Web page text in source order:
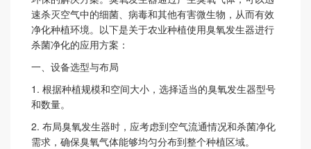
速杀灭空气中的细菌、病毒和其他有害微生物，从而有效
净化种植环境。以下是关于农业种植使用臭氧发生器进行
杀菌净化的应用方案：
一、设备选型与布局
1. 根据种植规模和空间大小，选择适当的臭氧发生器型号
和数量。
2. 布局臭氧发生器时，应考虑到空气流通情况和杀菌净化
需求，确保臭氧气体能够均匀分布到整个种植区域。